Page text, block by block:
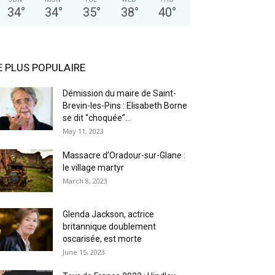
34° 34° 35° 38° 40°
PLUS POPULAIRE
Démission du maire de Saint-
Brevin-les-Pins : Elisabeth Borne
se dit “choquée”...
May 11, 2023
Massacre d’Oradour-sur-Glane :
le village martyr
March 8, 2023
Glenda Jackson, actrice
britannique doublement
oscarisée, est morte
June 15, 2023